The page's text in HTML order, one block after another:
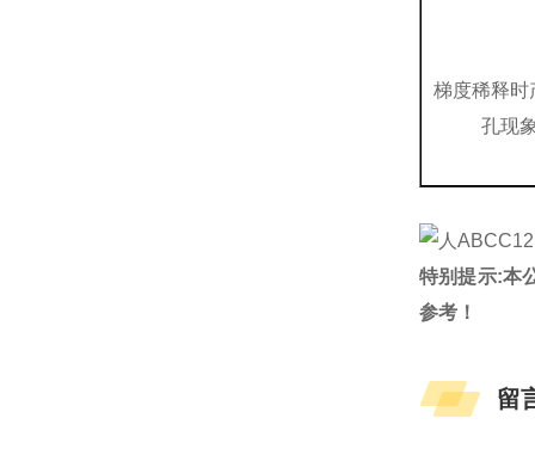
梯度稀释时
孔现
特别提示:本
参考！
留